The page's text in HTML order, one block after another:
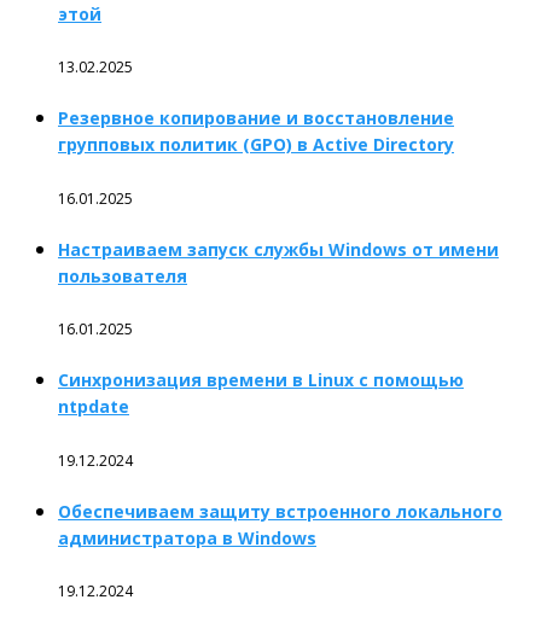
этой
13.02.2025
Резервное копирование и восстановление
групповых политик (GPO) в Active Directory
16.01.2025
Настраиваем запуск службы Windows от имени
пользователя
16.01.2025
Синхронизация времени в Linux с помощью
ntpdate
19.12.2024
Обеспечиваем защиту встроенного локального
администратора в Windows
19.12.2024